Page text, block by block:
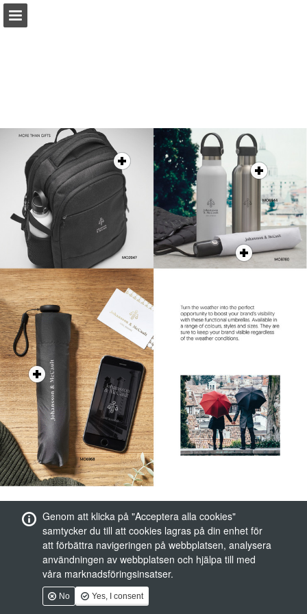
Genom att klicka på "Acceptera alla cookies"
samtycker du till att cookies lagras på din enhet för
att förbättra navigeringen på webbplatsen, analysera
användningen av webbplatsen och hjälpa till med
våra marknadsföringsinsatser.
No Yes, I consent
Search
My favorites